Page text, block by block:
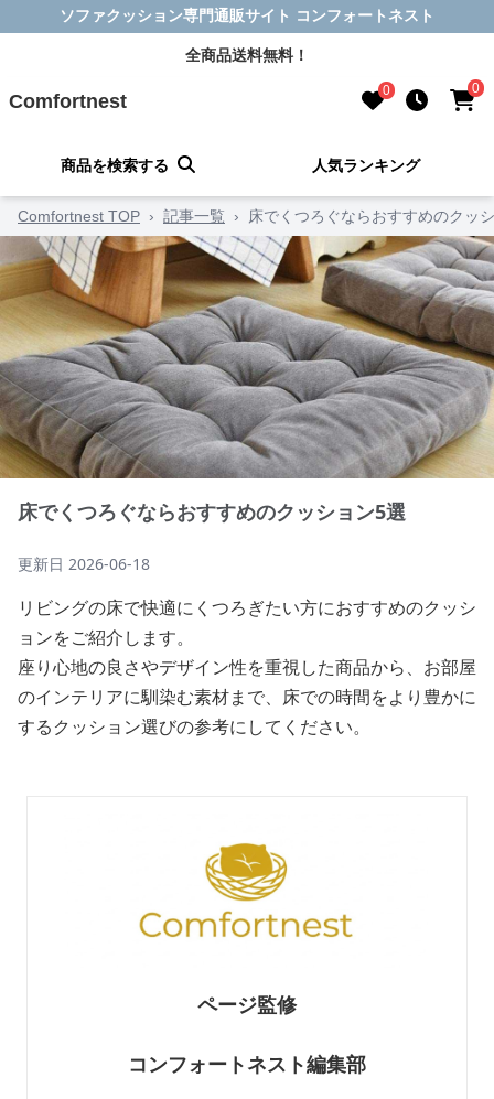
ソファクッション専門通販サイト コンフォートネスト
全商品送料無料！
Comfortnest 0 0
商品を検索する 人気ランキング
Comfortnest TOP › 記事一覧 › 床でくつろぐならおすすめのクッ
床でくつろぐならおすすめのクッション5選
更新日 2026-06-18
リビングの床で快適にくつろぎたい方におすすめのクッシ
ョンをご紹介します。
座り心地の良さやデザイン性を重視した商品から、お部屋
のインテリアに馴染む素材まで、床での時間をより豊かに
するクッション選びの参考にしてください。
ページ監修
コンフォートネスト編集部